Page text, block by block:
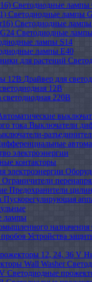
Светодиодные лампы
Светодиодные лампы
Светодиодные
Светодиодные
лампы S14
лампы Е40
Драйвер для
12В
светодиодная 220В
Выключатели
электроэнергии
контакторы
Ограничители
Предохранители
Пускорегулирующая
лампы
Устройства
Светодиодные